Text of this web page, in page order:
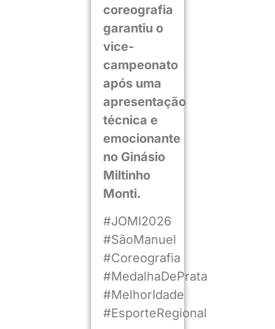
coreografia
garantiu o
vice-
campeonato
após uma
apresentação
técnica e
emocionante
no Ginásio
Miltinho
Monti.
#JOMI2026
#SãoManuel
#Coreografia
#MedalhaDePrata
#MelhorIdade
#EsporteRegional